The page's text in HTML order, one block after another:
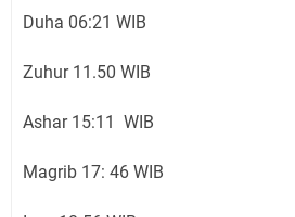
Duha 06:21 WIB
Zuhur 11.50 WIB
Ashar 15:11 WIB
Magrib 17: 46 WIB